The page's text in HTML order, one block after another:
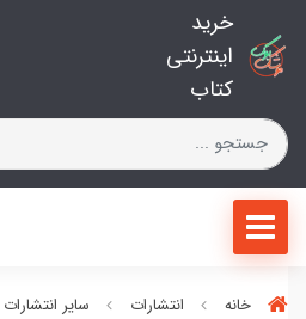
خرید
اینترنتی
کتاب
خانه انتشارات سایر انتشارات